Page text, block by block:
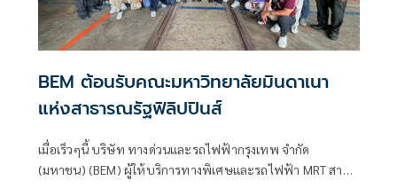
BEM ต้อนรับคณะมหาวิทยาลัยมินดาเนา
แห่งสาธารณรัฐฟิลิปปินส์
เมื่อเร็วๆนี้ บริษัท ทางด่วนและรถไฟฟ้ากรุงเทพ จำกัด
(มหาชน) (BEM) ผู้ให้บริการทางพิเศษและรถไฟฟ้า MRT สาย